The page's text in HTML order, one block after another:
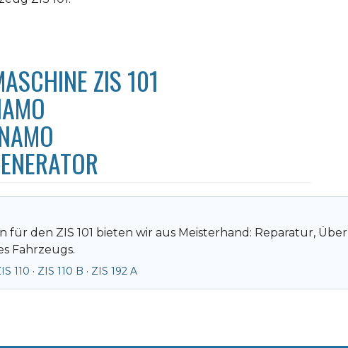
ZIS 101
für den ZIS 101 bieten wir aus Meisterhand: Reparatur,
Fahrzeugs.
110 · ZIS 110 B · ZIS 192 A